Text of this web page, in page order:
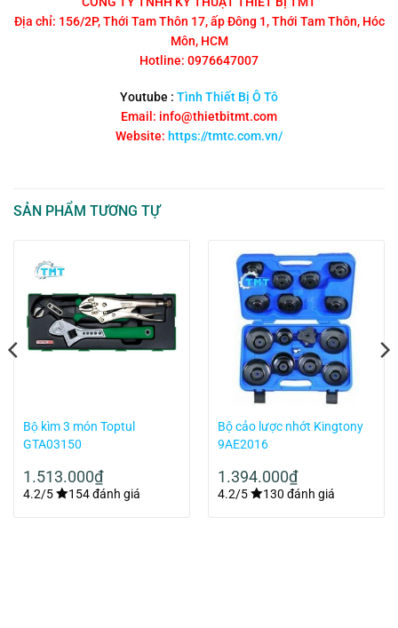
Địa chỉ: 156/2P, Thới Tam Thôn 17, ấp Đông 1, Thới Tam Thôn, Hóc
Môn, HCM
Hotline: 0976647007
Youtube : Tình Thiết Bị Ô Tô
Email: info@thietbitmt.com
Website: https://tmtc.com.vn/
SẢN PHẨM TƯƠNG TỰ
Bộ kìm 3 món Toptul
GTA03150
1.513.000₫
4.2/5 154 đánh giá
Bộ cảo lược nhớt Kingtony
9AE2016
1.394.000₫
4.2/5 130 đánh giá